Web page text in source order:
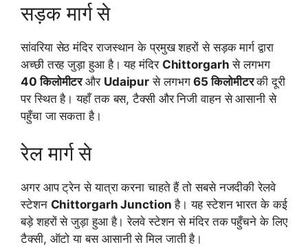
सड़क मार्ग से
सांवरिया सेठ मंदिर राजस्थान के प्रमुख शहरों से सड़क मार्ग द्वारा
अच्छी तरह जुड़ा हुआ है। यह मंदिर Chittorgarh से लगभग
40 किलोमीटरऔर Udaipur से लगभग65 किलोमीटरकी दूरी
पर स्थित है। यहाँ तक बस, टैक्सी और निजी वाहन से आसानी से
पहुँचा जा सकता है।
रेल मार्ग से
अगर आप ट्रेन से यात्रा करना चाहते हैं तो सबसे नजदीकी रेलवे
स्टेशन Chittorgarh Junction है। यह स्टेशन भारत के कई
बड़े शहरों से जुड़ा हुआ है। रेलवे स्टेशन से मंदिर तक पहुँचने के लिए
टैक्सी, ऑटो या बस आसानी से मिल जाती है।